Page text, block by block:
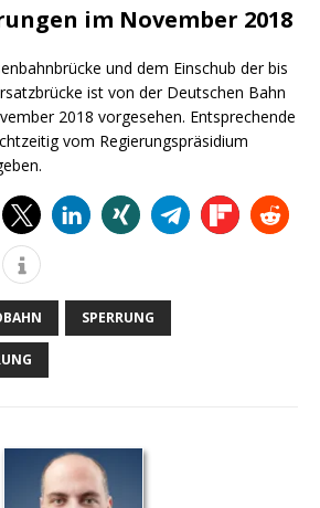
im November 2018
und dem Einschub der bis
ist von der Deutschen Bahn
2018 vorgesehen. Entsprechende
vom Regierungspräsidium
SPERRUNG